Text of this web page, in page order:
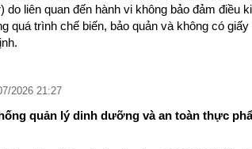
do liên quan đến hành vi không bảo đảm điều
quá trình chế biến, bảo quản và không có giấy
2026 21:27
quản lý dinh dưỡng và an toàn thực